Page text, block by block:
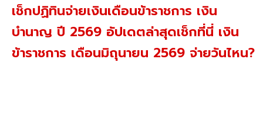
เช็กปฏิทินจ่ายเงินเดือนข้าราชการ เงิน
บำนาญ ปี 2569 อัปเดตล่าสุดเช็กที่นี่ เงิน
ข้าราชการ เดือนมิถุนายน 2569 จ่ายวันไหน?